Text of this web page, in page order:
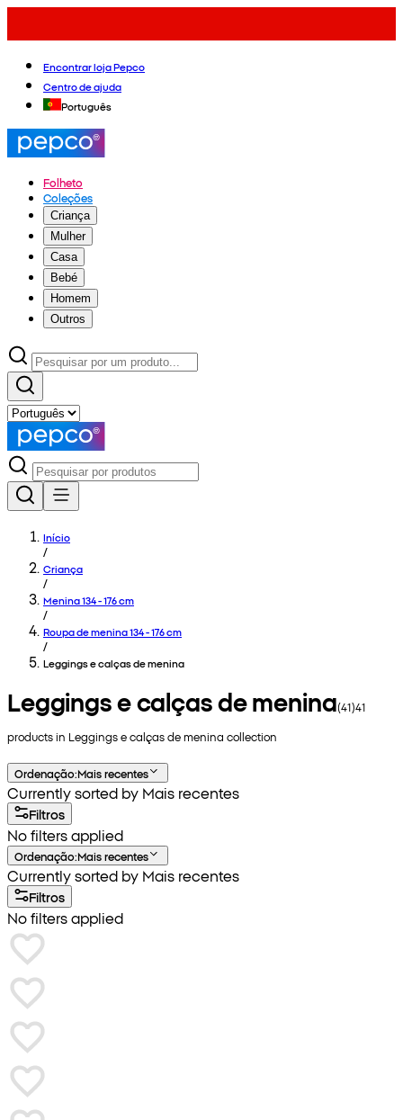
Encontrar loja Pepco
Centro de ajuda
Português
Folheto
Coleções
Criança
Mulher
Casa
Bebé
Homem
Outros
Início
/
Criança
/
Menina 134 - 176 cm
/
Roupa de menina 134 - 176 cm
/
Leggings e calças de menina
Leggings e calças de menina(41)41
products in Leggings e calças de menina collection
Ordenação:Mais recentes
Currently sorted by Mais recentes
Filtros
No filters applied
Ordenação:Mais recentes
Currently sorted by Mais recentes
Filtros
No filters applied